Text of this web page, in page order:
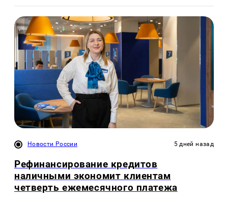
Новости России 5 дней назад
Рефинансирование кредитов
наличными экономит клиентам
четверть ежемесячного платежа